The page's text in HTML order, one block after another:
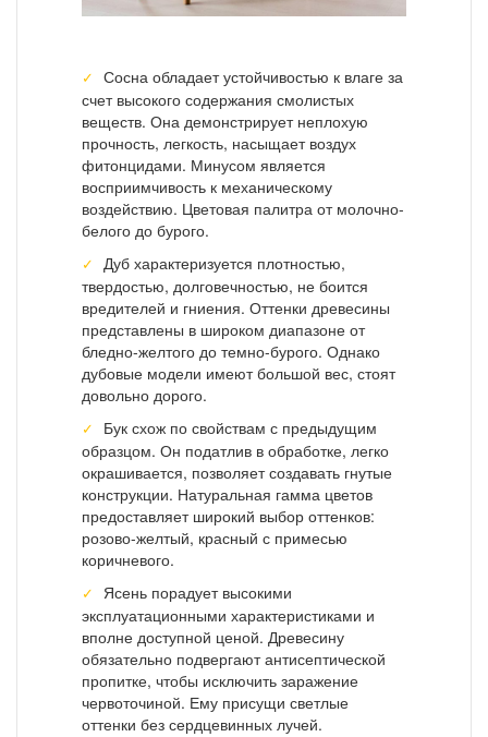
Сосна обладает устойчивостью к влаге за
счет высокого содержания смолистых
веществ. Она демонстрирует неплохую
прочность, легкость, насыщает воздух
фитонцидами. Минусом является
восприимчивость к механическому
воздействию. Цветовая палитра от молочно-
белого до бурого.
Дуб характеризуется плотностью,
твердостью, долговечностью, не боится
вредителей и гниения. Оттенки древесины
представлены в широком диапазоне от
бледно-желтого до темно-бурого. Однако
дубовые модели имеют большой вес, стоят
довольно дорого.
Бук схож по свойствам с предыдущим
образцом. Он податлив в обработке, легко
окрашивается, позволяет создавать гнутые
конструкции. Натуральная гамма цветов
предоставляет широкий выбор оттенков:
розово-желтый, красный с примесью
коричневого.
Ясень порадует высокими
эксплуатационными характеристиками и
вполне доступной ценой. Древесину
обязательно подвергают антисептической
пропитке, чтобы исключить заражение
червоточиной. Ему присущи светлые
оттенки без сердцевинных лучей.